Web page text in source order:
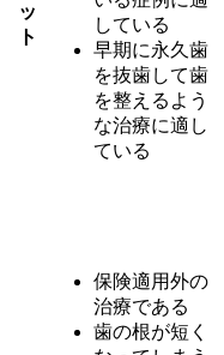
ッ
ト
している
早期に永久歯
を抜歯して歯
を整えるよう
な治療に適し
ている
保険適用外の
治療である
歯の根が短く